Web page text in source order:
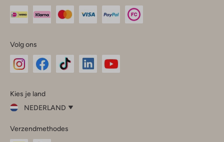
Volg ons
InstagramFacebook
Kies je land
NEDERLAND
je
land
Verzendmethodes